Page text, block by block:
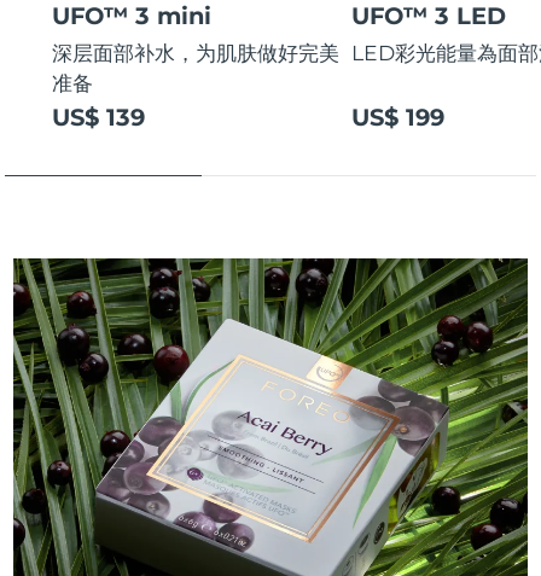
UFO™ 3 mini
深层面部补水，为肌肤做好完美
准备
US$ 139
UFO™ 3 LED
LED彩光能量為面
US$ 199